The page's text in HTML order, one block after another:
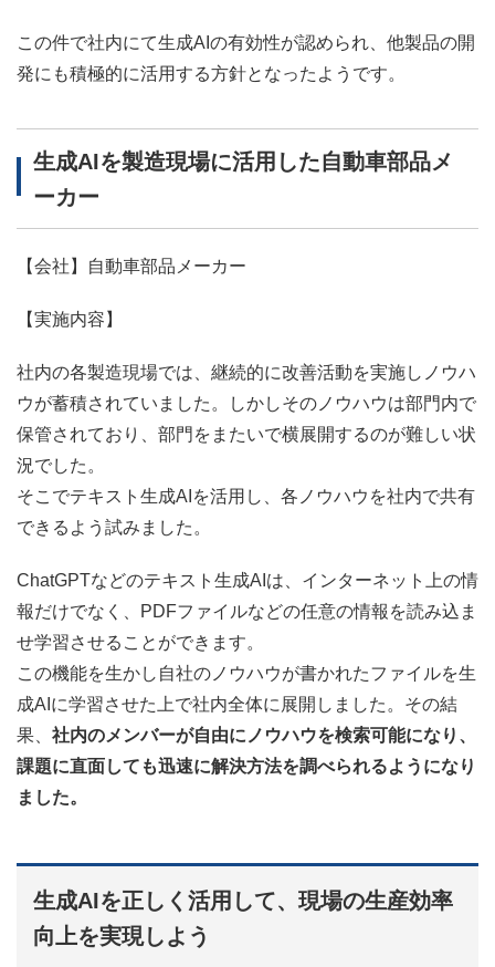
この件で社内にて生成AIの有効性が認められ、他製品の開
発にも積極的に活用する方針となったようです。
生成AIを製造現場に活用した自動車部品メ
ーカー
【会社】自動車部品メーカー
【実施内容】
社内の各製造現場では、継続的に改善活動を実施しノウハ
ウが蓄積されていました。しかしそのノウハウは部門内で
保管されており、部門をまたいで横展開するのが難しい状
況でした。
そこでテキスト生成AIを活用し、各ノウハウを社内で共有
できるよう試みました。
ChatGPTなどのテキスト生成AIは、インターネット上の情
報だけでなく、PDFファイルなどの任意の情報を読み込ま
せ学習させることができます。
この機能を生かし自社のノウハウが書かれたファイルを生
成AIに学習させた上で社内全体に展開しました。その結
果、 社内のメンバーが自由にノウハウを検索可能になり、
課題に直面しても迅速に解決方法を調べられるようになり
ました。
生成AIを正しく活用して、現場の生産効率
向上を実現しよう